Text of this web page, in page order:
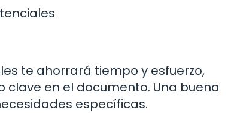
te ahorrará tiempo y esfuerzo,
en el documento. Una buena
específicas.